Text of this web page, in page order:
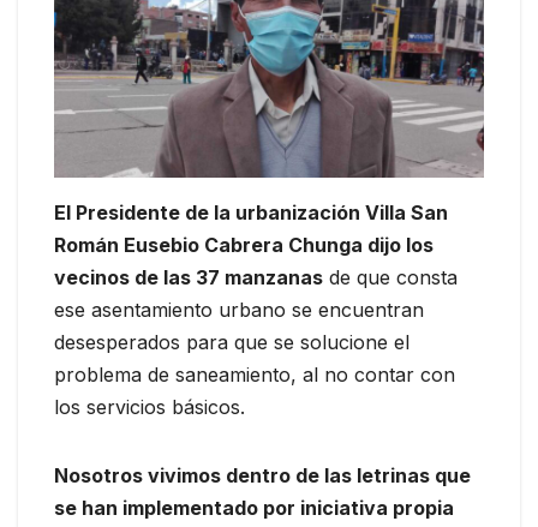
El Presidente de la urbanización Villa San
Román Eusebio Cabrera Chunga dijo los
vecinos de las 37 manzanas de que consta
ese asentamiento urbano se encuentran
desesperados para que se solucione el
problema de saneamiento, al no contar con
los servicios básicos.
Nosotros vivimos dentro de las letrinas que
se han implementado por iniciativa propia